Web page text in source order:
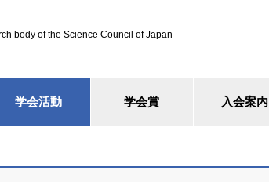
body of the Science Council of Japan
学会活動 学会賞 入会案内